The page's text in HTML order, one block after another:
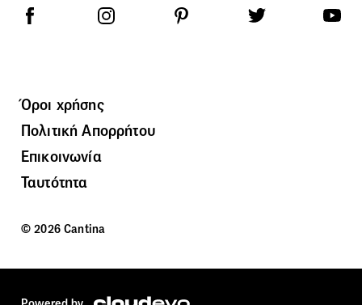
Όροι χρήσης
Πολιτική Απορρήτου
Επικοινωνία
Ταυτότητα
© 2026 Cantina